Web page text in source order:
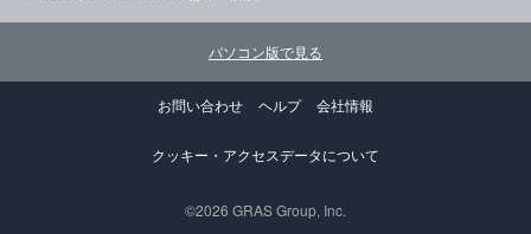
パソコン版で見る
お問い合わせ ヘルプ 会社情報
クッキー・アクセスデータについて
©2026 GRAS Group, Inc.